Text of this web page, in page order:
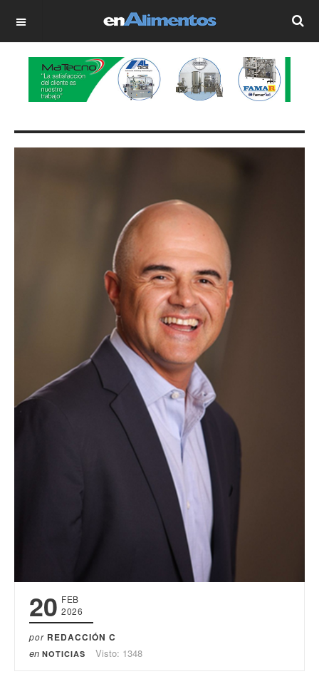
OFF CANVAS
20 FEB
2026
por REDACCIÓN C
en NOTICIAS Visto: 1348